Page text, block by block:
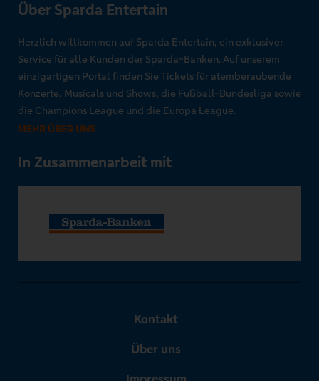
Über Sparda Entertain
Herzlich willkommen auf Sparda Entertain, ein exklusiver
Service für alle Kunden der Sparda-Banken. Auf unserem
einzigartigen Portal finden Sie Tickets für atemberaubende
Konzerte, Musicals und Shows, die Fußball-Bundesliga sowie
die Champions League und die Europa League.
MEHR ÜBER UNS
In Zusammenarbeit mit
Kontakt
Über uns